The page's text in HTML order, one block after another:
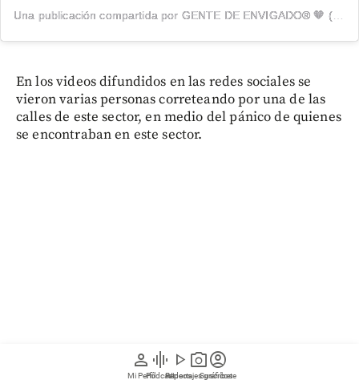
person
Mi Perfil
graphic_eq
Pódcast
play_arrow
Videos
photo_camera
Reportajes gráficos
account_circle
Suscríbete
Una publicación compartida por GENTE DE ENVIGADO® 🧡 (@genteenvigado)
En los videos difundidos en las redes sociales se
vieron varias personas correteando por una de las
calles de este sector, en medio del pánico de quienes
se encontraban en este sector.